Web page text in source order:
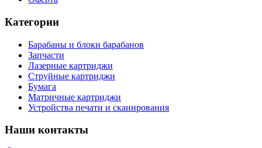
Категории
Барабаны и блоки барабанов
Запчасти
Лазерные картриджи
Струйные картриджи
Бумага
Матричные картриджи
Устройства печати и сканирования
Наши контакты